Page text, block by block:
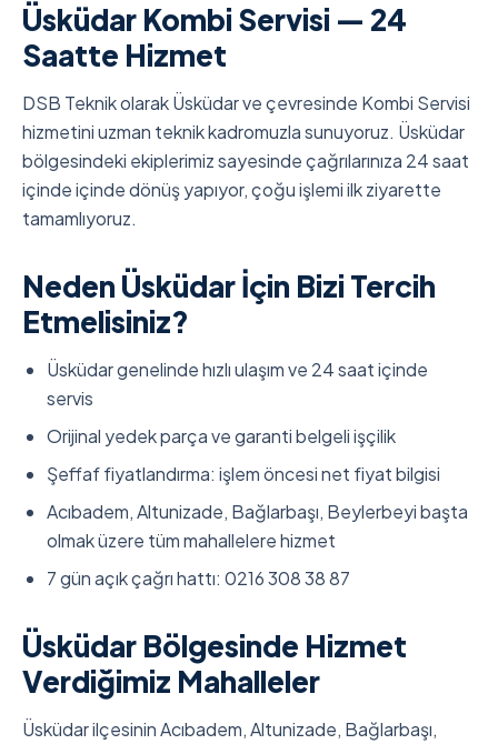
Üsküdar Kombi Servisi — 24
Saatte Hizmet
DSB Teknik olarak Üsküdar ve çevresinde Kombi Servisi
hizmetini uzman teknik kadromuzla sunuyoruz. Üsküdar
bölgesindeki ekiplerimiz sayesinde çağrılarınıza 24 saat
içinde içinde dönüş yapıyor, çoğu işlemi ilk ziyarette
tamamlıyoruz.
Neden Üsküdar İçin Bizi Tercih
Etmelisiniz?
Üsküdar genelinde hızlı ulaşım ve 24 saat içinde
servis
Orijinal yedek parça ve garanti belgeli işçilik
Şeffaf fiyatlandırma: işlem öncesi net fiyat bilgisi
Acıbadem, Altunizade, Bağlarbaşı, Beylerbeyi başta
olmak üzere tüm mahallelere hizmet
7 gün açık çağrı hattı: 0216 308 38 87
Üsküdar Bölgesinde Hizmet
Verdiğimiz Mahalleler
Üsküdar ilçesinin Acıbadem, Altunizade, Bağlarbaşı,